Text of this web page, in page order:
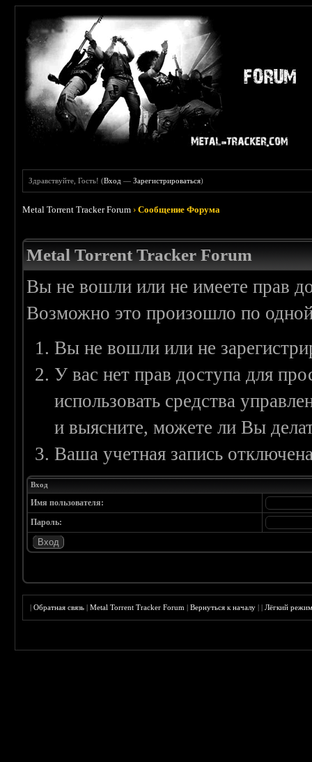
Здравствуйте, Гость! (Вход —Зарегистрироваться)
Metal Torrent Tracker Forum ›Сообщение Форума
Metal Torrent Tracker Forum
Вы не вошли или не имеете прав
Возможно это произошло по
Вы не вошли или не
У вас нет прав доступа для
использовать средства
и выясните, можете ли Вы
Ваша учетная запись
Вход
Имя пользователя:
Пароль:
|Обратная связь |Metal Torrent Tracker Forum |Вернуться к началу ||Лёгкий